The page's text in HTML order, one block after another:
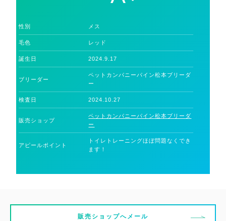
性別 メス
毛色 レッド
誕生日 2024.9.17
ブリーダー
ペットカンパニーパイン松本ブリーダ
ー
検査日 2024.10.27
販売ショップ
ペットカンパニーパイン松本ブリーダ
ー
アピールポイント
トイレトレーニングほぼ問題なくでき
ます！
販売ショップへメール